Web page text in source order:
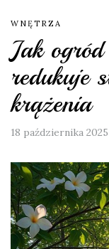
WNĘTRZA
Jak
redukuje
krążenia
18 października 2025